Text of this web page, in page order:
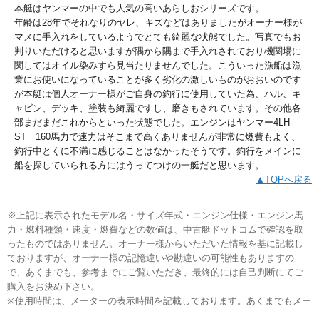
本艇はヤンマーの中でも人気の高いあらしおシリーズです。
年齢は28年でそれなりのヤレ、キズなどはありましたがオーナー様が
マメに手入れをしているようでとても綺麗な状態でした。写真でもお
判りいただけると思いますが隅から隅まで手入れされており機関場に
関してはオイル染みすら見当たりませんでした。こういった漁船は漁
業にお使いになっていることが多く劣化の激しいものがおおいのです
が本艇は個人オーナー様がご自身の釣行に使用していた為、ハル、キ
ャビン、デッキ、塗装も綺麗ですし、磨きもされています。その他各
部まだまだこれからといった状態でした。エンジンはヤンマー4LH-
ST 160馬力で速力はそこまで高くありませんが非常に燃費もよく、
釣行中とくに不満に感じることはなかったそうです。釣行をメインに
船を探していられる方にはうってつけの一艇だと思います。
▲TOPへ戻る
※上記に表示されたモデル名・サイズ年式・エンジン仕様・エンジン馬
力・燃料種類・速度・燃費などの数値は、中古艇ドットコムで確認を取
ったものではありません。オーナー様からいただいた情報を基に記載し
ておりますが、オーナー様の記憶違いや勘違いの可能性もありますの
で、あくまでも、参考までにご覧いただき、最終的には自己判断にてご
購入をお決め下さい。
※使用時間は、メーターの表示時間を記載しております。あくまでもメー